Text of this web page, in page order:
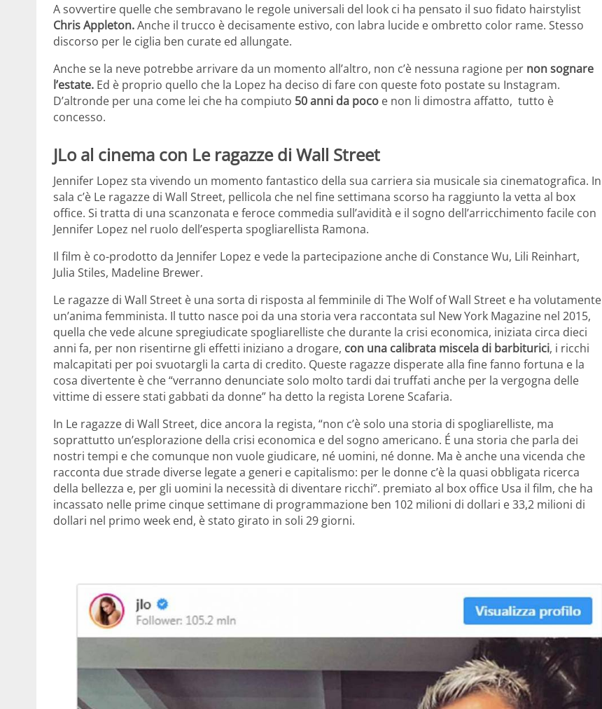
A sovvertire quelle che sembravano le regole universali del look ci ha pensato il suo fidato hairstylist
Chris Appleton.Anche il trucco è decisamente estivo, con labra lucide e ombretto color rame. Stesso
discorso per le ciglia ben curate ed allungate.
Anche se la neve potrebbe arrivare da un momento all’altro, non c’è nessuna ragione per non sognare
l’estate. Ed è proprio quello che la Lopez ha deciso di fare con queste foto postate su Instagram.
D’altronde per una come lei che ha compiuto 50 anni da poco e non li dimostra affatto, tutto è
concesso.
JLo al cinema con Le ragazze di Wall Street
Jennifer Lopez sta vivendo un momento fantastico della sua carriera sia musicale sia cinematografica. In
sala c’è Le ragazze di Wall Street, pellicola che nel fine settimana scorso ha raggiunto la vetta al box
office. Si tratta di una scanzonata e feroce commedia sull’avidità e il sogno dell’arricchimento facile con
Jennifer Lopez nel ruolo dell’esperta spogliarellista Ramona.
Il film è co-prodotto da Jennifer Lopez e vede la partecipazione anche di Constance Wu, Lili Reinhart,
Julia Stiles, Madeline Brewer.
Le ragazze di Wall Street è una sorta di risposta al femminile di The Wolf of Wall Street e ha volutamente
un’anima femminista. Il tutto nasce poi da una storia vera raccontata sul New York Magazine nel 2015,
quella che vede alcune spregiudicate spogliarelliste che durante la crisi economica, iniziata circa dieci
anni fa, per non risentirne gli effetti iniziano a drogare, con una calibrata miscela di barbiturici, i ricchi
malcapitati per poi svuotargli la carta di credito. Queste ragazze disperate alla fine fanno fortuna e la
cosa divertente è che “verranno denunciate solo molto tardi dai truffati anche per la vergogna delle
vittime di essere stati gabbati da donne” ha detto la regista Lorene Scafaria.
In Le ragazze di Wall Street, dice ancora la regista, “non c’è solo una storia di spogliarelliste, ma
soprattutto un’esplorazione della crisi economica e del sogno americano. É una storia che parla dei
nostri tempi e che comunque non vuole giudicare, né uomini, né donne. Ma è anche una vicenda che
racconta due strade diverse legate a generi e capitalismo: per le donne c’è la quasi obbligata ricerca
della bellezza e, per gli uomini la necessità di diventare ricchi”. premiato al box office Usa il film, che ha
incassato nelle prime cinque settimane di programmazione ben 102 milioni di dollari e 33,2 milioni di
dollari nel primo week end, è stato girato in soli 29 giorni.